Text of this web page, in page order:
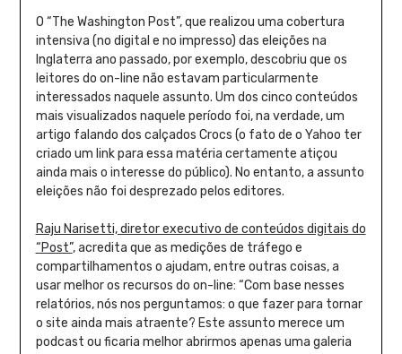
O “The Washington Post”, que realizou uma cobertura
intensiva (no digital e no impresso) das eleições na
Inglaterra ano passado, por exemplo, descobriu que os
leitores do on-line não estavam particularmente
interessados naquele assunto. Um dos cinco conteúdos
mais visualizados naquele período foi, na verdade, um
artigo falando dos calçados Crocs (o fato de o Yahoo ter
criado um link para essa matéria certamente atiçou
ainda mais o interesse do público). No entanto, a assunto
eleições não foi desprezado pelos editores.
Raju Narisetti, diretor executivo de conteúdos digitais do
“Post”, acredita que as medições de tráfego e
compartilhamentos o ajudam, entre outras coisas, a
usar melhor os recursos do on-line: “Com base nesses
relatórios, nós nos perguntamos: o que fazer para tornar
o site ainda mais atraente? Este assunto merece um
podcast ou ficaria melhor abrirmos apenas uma galeria